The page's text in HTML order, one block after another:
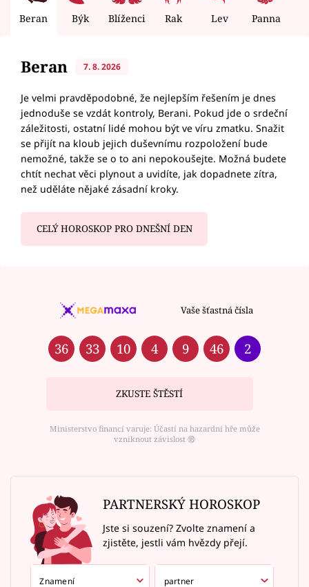
Beran Býk Blíženci Rak Lev Panna
Beran 7. 8. 2026
Je velmi pravděpodobné, že nejlepším řešením je dnes
jednoduše se vzdát kontroly, Berani. Pokud jde o srdeční
záležitosti, ostatní lidé mohou být ve víru zmatku. Snažit
se přijít na kloub jejich duševnímu rozpoložení bude
nemožné, takže se o to ani nepokoušejte. Možná budete
chtít nechat věci plynout a uvidíte, jak dopadnete zítra,
než uděláte nějaké zásadní kroky.
CELÝ HOROSKOP PRO DNEŠNÍ DEN
Vaše šťastná čísla
36 33 10 4 9 46 2
ZKUSTE ŠTĚSTÍ
Ministerstvo financí varuje: Účastí na hazardní hře může
vzniknout závislost ⑱
PARTNERSKÝ HOROSKOP
Jste si souzení? Zvolte znamení a
zjistěte, jestli vám hvězdy přejí.